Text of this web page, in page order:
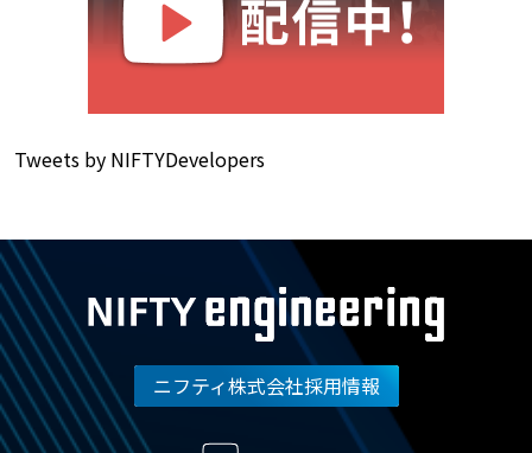
Tweets by NIFTYDevelopers
ニフティ株式会社採用情報